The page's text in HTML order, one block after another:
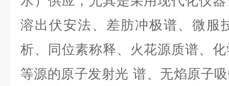
溶出伏安法、差肪冲极谱、微服
析、同位素称释、火花源质谱、
等源的原子发射光 谱、无焰原子